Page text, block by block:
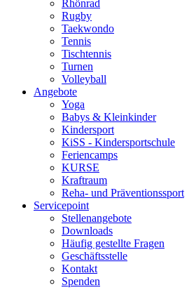
Rhönrad
Rugby
Taekwondo
Tennis
Tischtennis
Turnen
Volleyball
Angebote
Yoga
Babys & Kleinkinder
Kindersport
KiSS - Kindersportschule
Feriencamps
KURSE
Kraftraum
Reha- und Präventionssport
Servicepoint
Stellenangebote
Downloads
Häufig gestellte Fragen
Geschäftsstelle
Kontakt
Spenden